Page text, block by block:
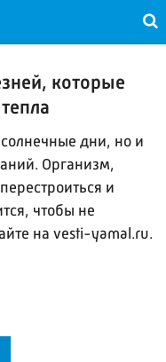
которые
дни, но и
Организм,
и
чтобы не
на vesti-yamal.ru.